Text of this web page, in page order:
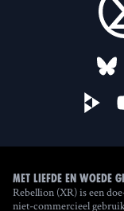
Met liefde en woede
Rebellion (XR) is een
niet-commercieel